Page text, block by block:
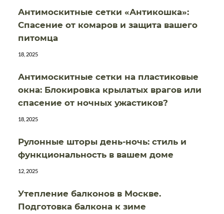
Антимоскитные сетки «Антикошка»:
Спасение от комаров и защита вашего
питомца
18, 2025
Антимоскитные сетки на пластиковые
окна: Блокировка крылатых врагов или
спасение от ночных ужастиков?
18, 2025
Рулонные шторы день-ночь: стиль и
функциональность в вашем доме
12, 2025
Утепление балконов в Москве.
Подготовка балкона к зиме